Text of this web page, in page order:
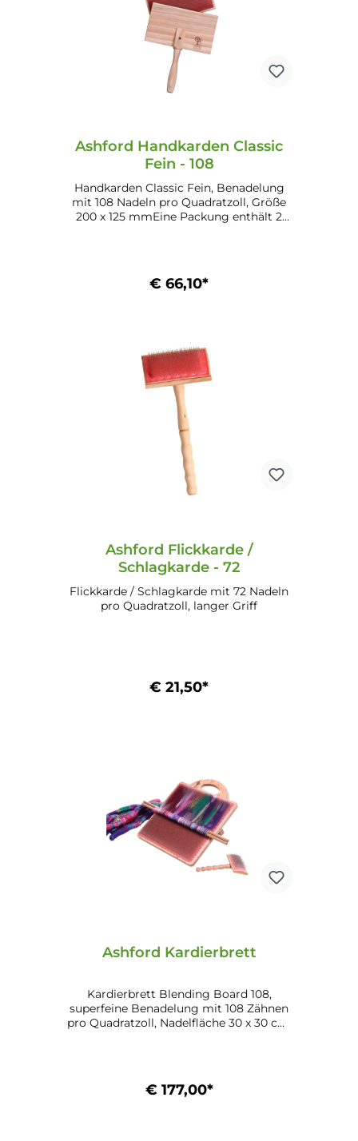
Ashford Handkarden Classic
Fein - 108
Handkarden Classic Fein, Benadelung
mit 108 Nadeln pro Quadratzoll, Größe
200 x 125 mmEine Packung enthält 2
€ 66,10*
Ashford Flickkarde /
Schlagkarde - 72
Flickkarde / Schlagkarde mit 72 Nadeln
pro Quadratzoll, langer Griff
€ 21,50*
Ashford Kardierbrett
Kardierbrett Blending Board 108,
superfeine Benadelung mit 108 Zähnen
pro Quadratzoll, Nadelfläche 30 x 30 cm,
zum Spinnen auf dem Ashford-
Mischbrett. Neiseeländische Silberbuche
€ 177,00*